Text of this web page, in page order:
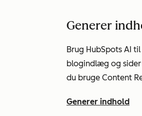
Generer
Brug HubSpots AI
blogindlæg og sider
du bruge Content
Generer indhold